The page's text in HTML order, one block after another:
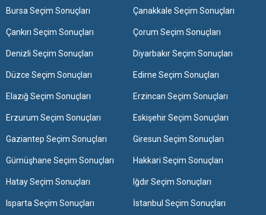
Bursa Seçim Sonuçları Çanakkale Seçim Sonuçları
Çankırı Seçim Sonuçları Çorum Seçim Sonuçları
Denizli Seçim Sonuçları Diyarbakır Seçim Sonuçları
Düzce Seçim Sonuçları Edirne Seçim Sonuçları
Elazığ Seçim Sonuçları Erzincan Seçim Sonuçları
Erzurum Seçim Sonuçları Eskişehir Seçim Sonuçları
Gaziantep Seçim Sonuçları Giresun Seçim Sonuçları
Gümüşhane Seçim Sonuçları Hakkari Seçim Sonuçları
Hatay Seçim Sonuçları Iğdır Seçim Sonuçları
Isparta Seçim Sonuçları İstanbul Seçim Sonuçları